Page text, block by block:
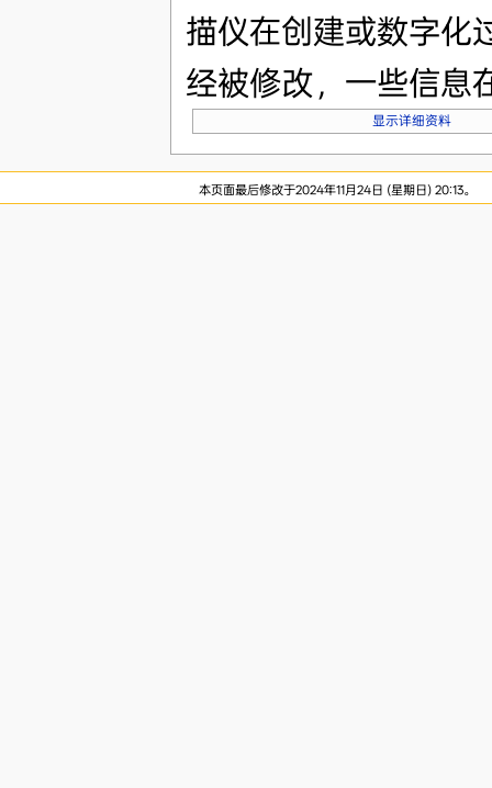
描仪在创建或数字化
经被修改，一些信息
显示详细资料
本页面最后修改于2024年11月24日 (星期日) 20:13。